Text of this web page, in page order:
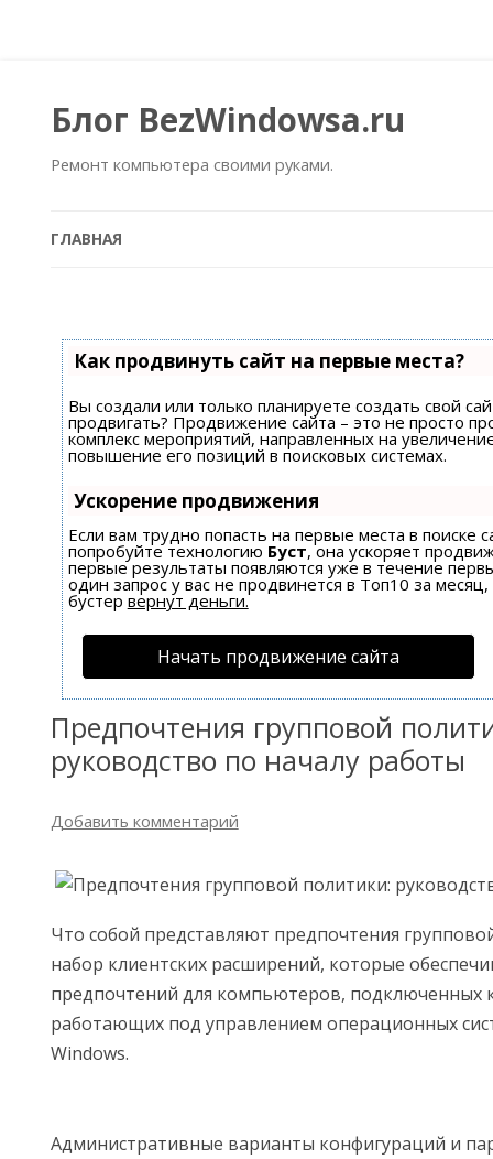
Блог BezWindowsa.ru
Ремонт компьютера своими руками.
ГЛАВНАЯ
Как продвинуть сайт на первые места?
Вы создали или только планируете создать свой
продвигать? Продвижение сайта – это не просто
комплекс мероприятий, направленных на
повышение его позиций в поисковых системах.
Ускорение продвижения
Если вам трудно попасть на первые места в поиске
попробуйте технологию Буст, она ускоряет
первые результаты появляются уже в течение
один запрос у вас не продвинется в Топ10 за
бустер вернут деньги.
Начать продвижение сайта
Предпочтения групповой
руководство по началу работы
Добавить комментарий
Что собой представляют предпочтения
набор клиентских расширений, которые
предпочтений для компьютеров, подключенных
работающих под управлением операционных
Windows.
Административные варианты конфигураций и